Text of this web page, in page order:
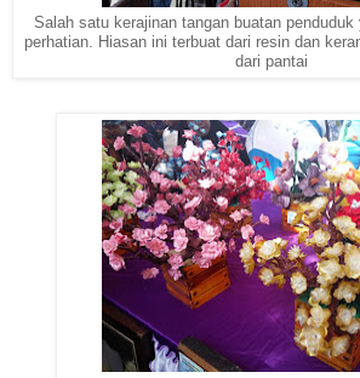
Salah satu kerajinan tangan buatan
perhatian. Hiasan ini terbuat dari resin dan
dari pantai